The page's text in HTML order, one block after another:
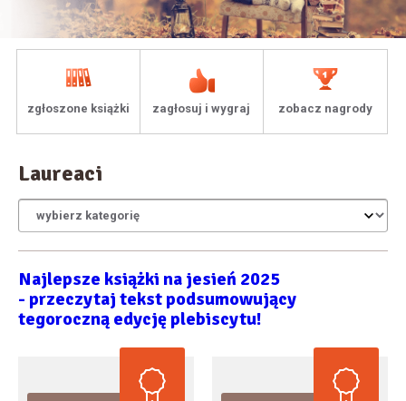
zgłoszone książki zagłosuj i wygraj zobacz nagrody
Laureaci
Najlepsze książki na jesień 2025
- przeczytaj tekst podsumowujący
tegoroczną edycję plebiscytu!